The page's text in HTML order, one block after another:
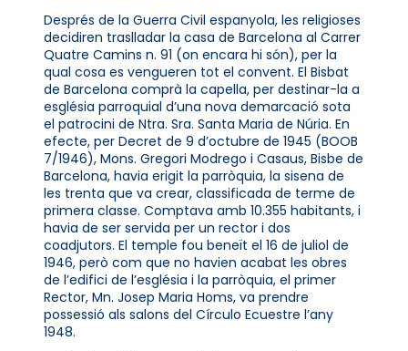
Després de la Guerra Civil espanyola, les religioses
decidiren traslladar la casa de Barcelona al Carrer
Quatre Camins n. 91 (on encara hi són), per la
qual cosa es vengueren tot el convent. El Bisbat
de Barcelona comprà la capella, per destinar-la a
església parroquial d’una nova demarcació sota
el patrocini de Ntra. Sra. Santa Maria de Núria. En
efecte, per Decret de 9 d’octubre de 1945 (BOOB
7/1946), Mons. Gregori Modrego i Casaus, Bisbe de
Barcelona, havia erigit la parròquia, la sisena de
les trenta que va crear, classificada de terme de
primera classe. Comptava amb 10.355 habitants, i
havia de ser servida per un rector i dos
coadjutors. El temple fou beneït el 16 de juliol de
1946, però com que no havien acabat les obres
de l’edifici de l’església i la parròquia, el primer
Rector, Mn. Josep Maria Homs, va prendre
possessió als salons del Círculo Ecuestre l’any
1948.